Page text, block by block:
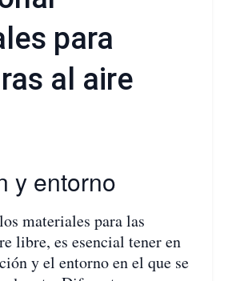
para
al aire
y entorno
materiales para las
libre, es esencial tener en
y el entorno en el que se